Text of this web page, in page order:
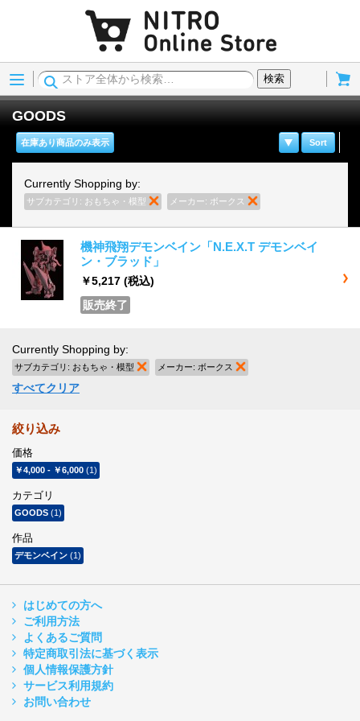
Menu
検索
GOODS
Sort
在庫あり商品のみ表示
Currently Shopping by:
サブカテゴリ: おもちゃ・模型 商品の削除
メーカー: ボークス
機神飛翔デモンベイン「N.E.X.T デモンベイ
ン・ブラッド」
￥5,217 (税込)
販売終了
Currently Shopping by:
サブカテゴリ: おもちゃ・模型 商品の削除
メーカー: ボークス
すべてクリア
絞り込み
価格
￥4,000 - ￥6,000 (1)
カテゴリ
GOODS (1)
作品
デモンベイン (1)
はじめての方へ
ご利用方法
よくあるご質問
特定商取引法に基づく表示
個人情報保護方針
サービス利用規約
お問い合わせ